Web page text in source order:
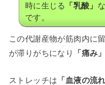
時に生じる
「乳酸」
です。
この代謝産物が筋肉内に
が滞りがちになり
「痛み」
ストレッチは 「血液の流れ